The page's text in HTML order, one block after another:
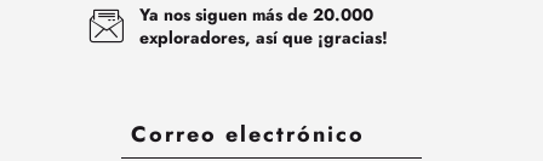
Ya nos siguen más de 20.000
exploradores, así que ¡gracias!